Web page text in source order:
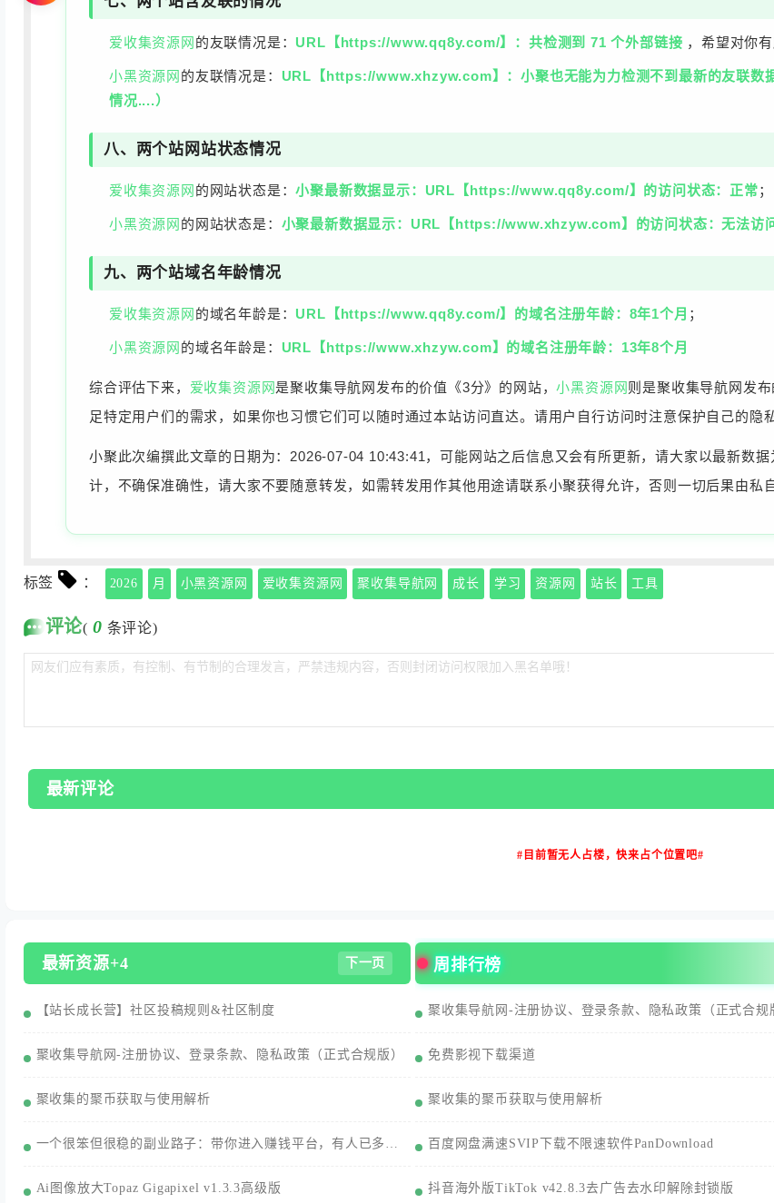
爱收集资源网 的友联情况是： URL【https://www.qq8y.com/】：共检测到 71 个外部链接 ，希望对你有
小黑资源网 的友联情况是： URL【https://www.xhzyw.com】：小聚也无能为力检测不到最新的友联数
情况....）
八、两个站网站状态情况
爱收集资源网 的网站状态是：小聚最新数据显示：URL【https://www.qq8y.com/】的访问状态：正常；
小黑资源网 的网站状态是： 小聚最新数据显示：URL【https://www.xhzyw.com】的访问状态：无法访
九、两个站域名年龄情况
爱收集资源网 的域名年龄是： URL【https://www.qq8y.com/】的域名注册年龄：8年1个月 ；
小黑资源网 的域名年龄是： URL【https://www.xhzyw.com】的域名注册年龄：13年8个月
综合评估下来， 爱收集资源网是聚收集导航网发布的价值《3分》的网站，小黑资源网则是聚收集导航网发
足特定用户们的需求，如果你也习惯它们可以随时通过本站访问直达。请用户自行访问时注意保护自己的隐
小聚此次编撰此文章的日期为：2026-07-04 10:43:41，可能网站之后信息又会有所更新，请大家以最新数
计，不确保准确性，请大家不要随意转发，如需转发用作其他用途请联系小聚获得允许，否则一切后果由私
标签 ： 2026 月 小黑资源网 爱收集资源网 聚收集导航网 成长 学习 资源网 站长 工具
评论( 0 条评论)
最新评论
#目前暂无人占楼，快来占个位置吧#
最新资源+4 下一页
【站长成长营】社区投稿规则&社区制度
聚收集导航网-注册协议、登录条款、隐私政策（正式合规版）
聚收集的聚币获取与使用解析
一个很笨但很稳的副业路子：带你进入赚钱平台，有人已多赚3000+/月
Ai图像放大Topaz Gigapixel v1.3.3高级版
周排行榜
聚收集导航网-注册协议、登录条款、隐私政策（正式合规
免费影视下载渠道
聚收集的聚币获取与使用解析
百度网盘满速SVIP下载不限速软件PanDownload
抖音海外版TikTok v42.8.3去广告去水印解除封锁版